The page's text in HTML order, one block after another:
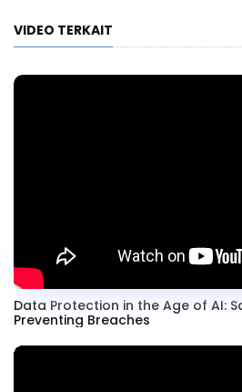
VIDEO TERKAIT
Data Protection in the Age of AI:
Preventing Breaches